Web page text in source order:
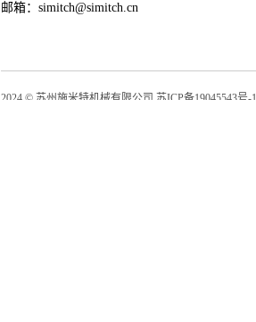
邮箱：simitch@simitch.cn
2024 © 苏州施米特机械有限公司 苏ICP备19045543号-1